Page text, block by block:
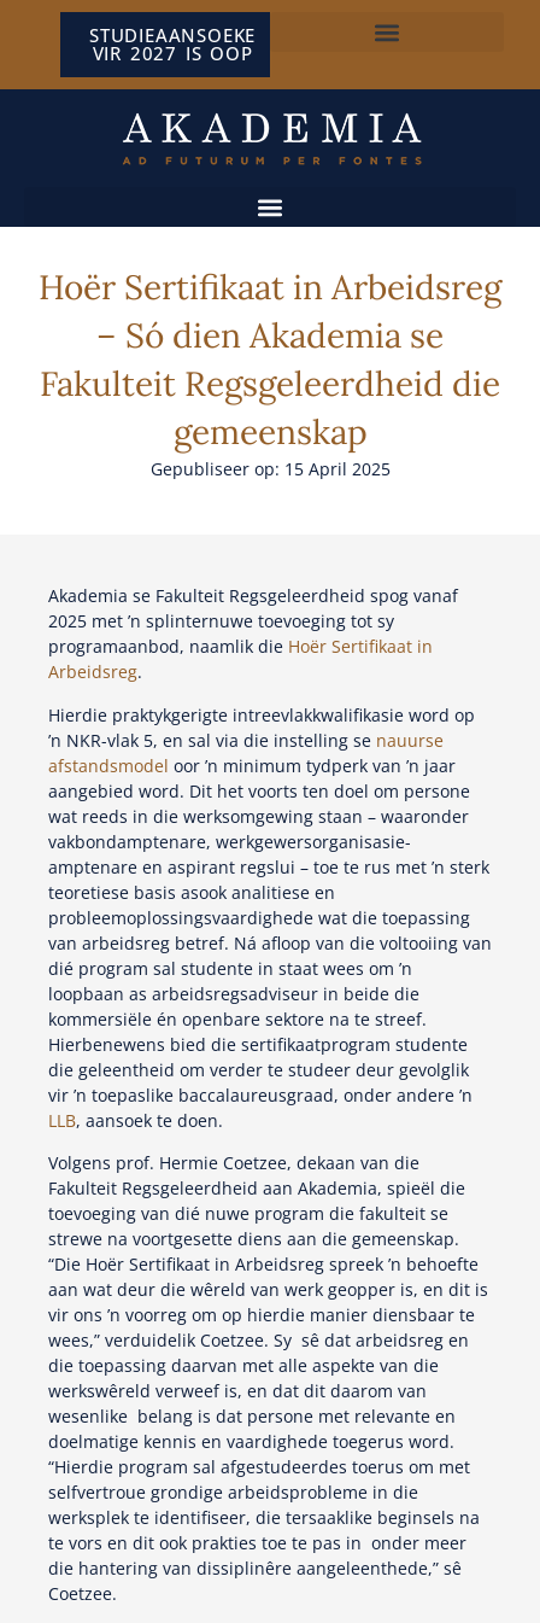
STUDIEAANSOEKE
VIR 2027 IS OOP
Hoër Sertifikaat in Arbeidsreg
– Só dien Akademia se
Fakulteit Regsgeleerdheid die
gemeenskap
Gepubliseer op: 15 April 2025
Akademia se Fakulteit Regsgeleerdheid spog vanaf
2025 met ’n splinternuwe toevoeging tot sy
programaanbod, naamlik die Hoër Sertifikaat in
Arbeidsreg.
Hierdie praktykgerigte intreevlakkwalifikasie word op
’n NKR-vlak 5, en sal via die instelling se nauurse
afstandsmodel oor ’n minimum tydperk van ’n jaar
aangebied word. Dit het voorts ten doel om persone
wat reeds in die werksomgewing staan – waaronder
vakbondamptenare, werkgewersorganisasie-
amptenare en aspirant regslui – toe te rus met ’n sterk
teoretiese basis asook analitiese en
probleemoplossingsvaardighede wat die toepassing
van arbeidsreg betref. Ná afloop van die voltooiing van
dié program sal studente in staat wees om ’n
loopbaan as arbeidsregsadviseur in beide die
kommersiële én openbare sektore na te streef.
Hierbenewens bied die sertifikaatprogram studente
die geleentheid om verder te studeer deur gevolglik
vir ’n toepaslike baccalaureusgraad, onder andere ’n
LLB, aansoek te doen.
Volgens prof. Hermie Coetzee, dekaan van die
Fakulteit Regsgeleerdheid aan Akademia, spieël die
toevoeging van dié nuwe program die fakulteit se
strewe na voortgesette diens aan die gemeenskap.
“Die Hoër Sertifikaat in Arbeidsreg spreek ’n behoefte
aan wat deur die wêreld van werk geopper is, en dit is
vir ons ’n voorreg om op hierdie manier diensbaar te
wees,” verduidelik Coetzee. Sy sê dat arbeidsreg en
die toepassing daarvan met alle aspekte van die
werkswêreld verweef is, en dat dit daarom van
wesenlike belang is dat persone met relevante en
doelmatige kennis en vaardighede toegerus word.
“Hierdie program sal afgestudeerdes toerus om met
selfvertroue grondige arbeidsprobleme in die
werksplek te identifiseer, die tersaaklike beginsels na
te vors en dit ook prakties toe te pas in onder meer
die hantering van dissiplinêre aangeleenthede,” sê
Coetzee.